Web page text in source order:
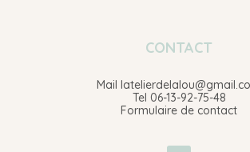
CONTACT
Mail
Tel 06-13-92-75-48
Formulaire de contact